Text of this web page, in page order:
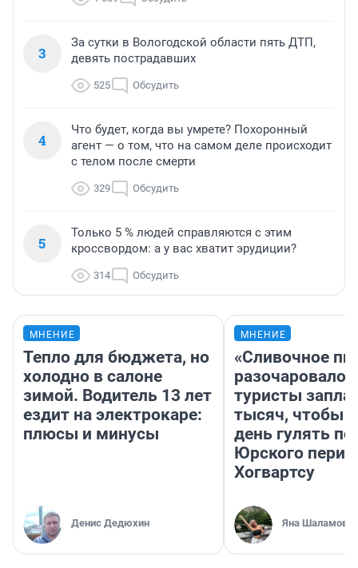
3
За сутки в Вологодской области пять ДТП,
девять пострадавших
525 Обсудить
4
Что будет, когда вы умрете? Похоронный
агент — о том, что на самом деле происходит
с телом после смерти
329 Обсудить
5
Только 5 % людей справляются с этим
кроссвордом: а у вас хватит эрудиции?
314 Обсудить
МНЕНИЕ
Тепло для бюджета, но
холодно в салоне
зимой. Водитель 13 лет
ездит на электрокаре:
плюсы и минусы
Денис Дедюхин
МНЕНИЕ
«Сливочное
разочаровало»:
туристы
тысяч, чтобы
день гулять по
Юрского
Хогвартсу
Яна Шаламова